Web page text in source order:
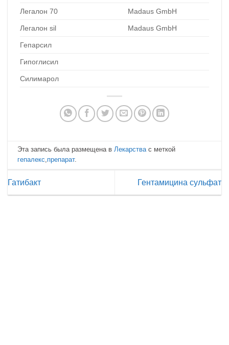
Легалон 70 Madaus GmbH
Легалон sil Madaus GmbH
Гепарсил
Гипоглисил
Силимарол
Эта запись была размещена вЛекарствас меткой
гепалекс,препарат.
Гатибакт Гентамицина сульфат